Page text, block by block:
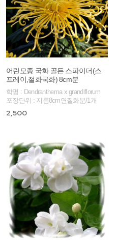
어린모종 국화 골든 스파이더(스
프레이,절화국화) 8cm분
학명 : Dendranthema x grandiflorum
포장단위 : 지름8cm연질화분/1개
2,500